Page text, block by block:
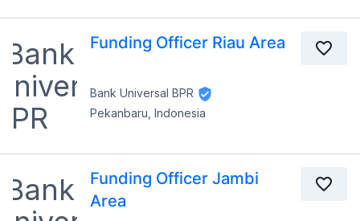
Funding Officer Riau Area
Bank Universal BPR
Pekanbaru, Indonesia
Funding Officer Jambi
Area